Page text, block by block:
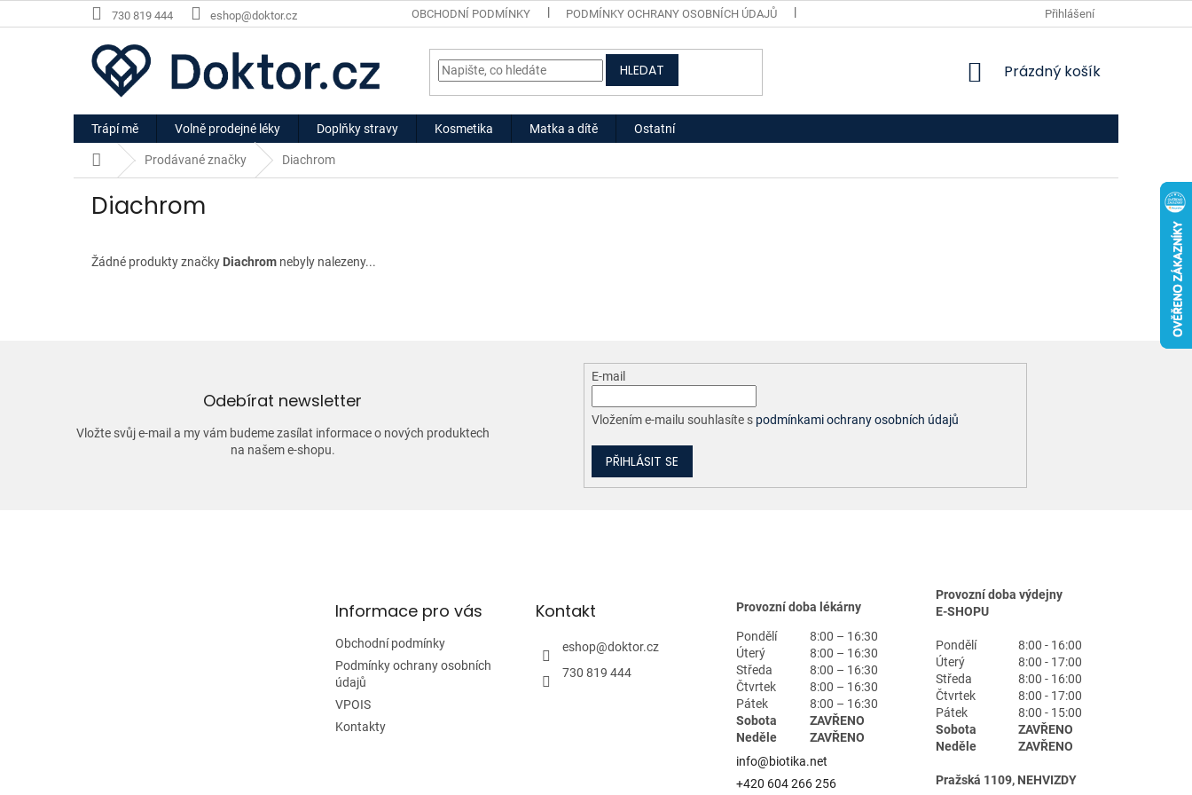
na
730 819 444 eshop@doktor.cz OBCHODNÍ PODMÍNKY PODMÍNKY OCHRANY OSOBNÍCH ÚDAJŮ Přihlášení
HLEDAT
NÁKUPNÍ
Prázdný košík
Trápí mě Volně prodejné léky Doplňky stravy Kosmetika Matka a dítě Ostatní
Domů Prodávané značky Diachrom
Diachrom
Žádné produkty značky Diachrom nebyly nalezeny...
Odebírat newsletter
Vložte svůj e-mail a my vám budeme zasílat informace o nových produktech
na našem e-shopu.
E-mail
Vložením e-mailu souhlasíte s podmínkami ochrany osobních údajů
PŘIHLÁSIT SE
Informace pro vás
Obchodní podmínky
Podmínky ochrany osobních
údajů
VPOIS
Kontakty
Kontakt
eshop@doktor.cz
730 819 444
Provozní doba lékárny
Pondělí
8:00 – 16:30
Úterý
8:00 – 16:30
Středa
8:00 – 16:30
Čtvrtek
8:00 – 16:30
Pátek
8:00 – 16:30
Sobota
ZAVŘENO
Neděle
ZAVŘENO
info@biotika.net
+420 604 266 256
Provozní doba výdejny
E-SHOPU
Pondělí
8:00 - 16:00
Úterý
8:00 - 17:00
Středa
8:00 - 16:00
Čtvrtek
8:00 - 17:00
Pátek
8:00 - 15:00
Sobota
ZAVŘENO
Neděle
ZAVŘENO
Pražská 1109, NEHVIZDY